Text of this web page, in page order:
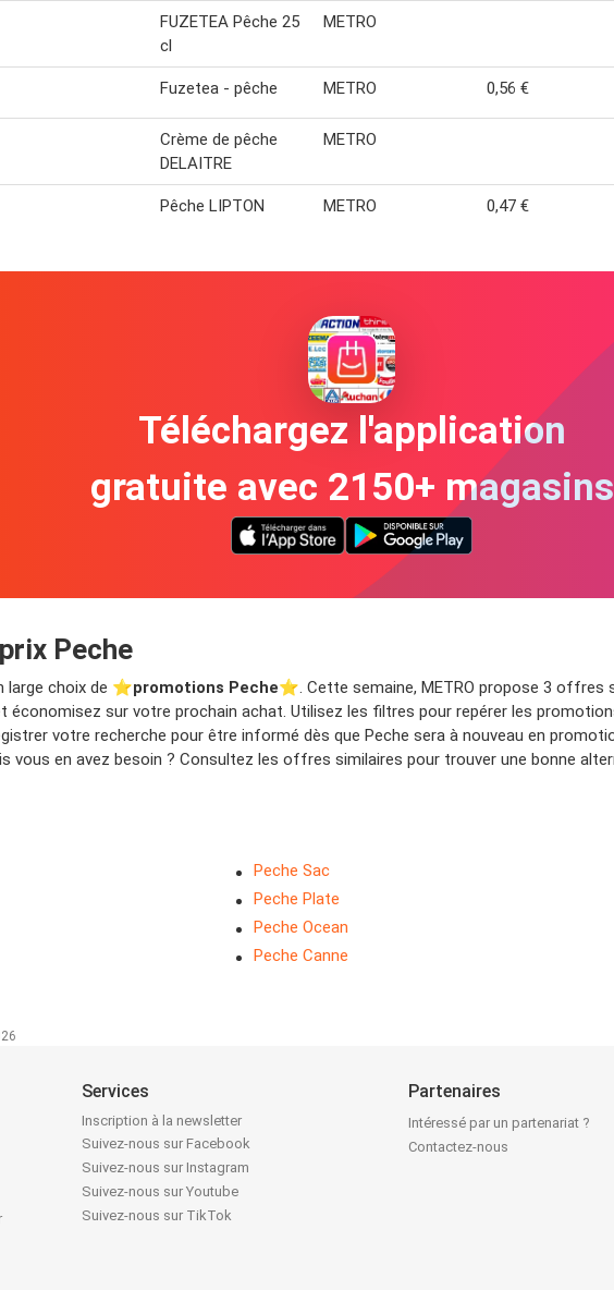
FUZETEA Pêche 25
cl
METRO
Fuzetea - pêche METRO 0,56 €
Crème de pêche
DELAITRE
METRO
Pêche LIPTON METRO 0,47 €
Téléchargez l'application
gratuite avec 2150+ magasins
Peche
large choix de ⭐️promotions Peche⭐️. Cette semaine, METRO propose 3
économisez sur votre prochain achat. Utilisez les filtres pour repérer les
votre recherche pour être informé dès que Peche sera à nouveau en
vous en avez besoin ? Consultez les offres similaires pour trouver une bonne
Peche Sac
Peche Plate
Peche Ocean
Peche Canne
Services
Inscription à la newsletter
Suivez-nous sur Facebook
Suivez-nous sur Instagram
Suivez-nous sur Youtube
Suivez-nous sur TikTok
Partenaires
Intéressé par un partenariat ?
Contactez-nous